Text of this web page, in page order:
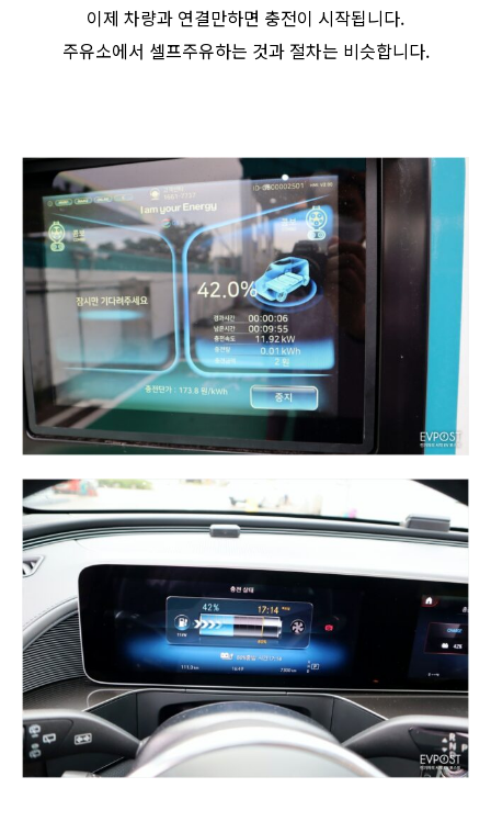
이제 차량과 연결만하면 충전이 시작됩니다.
주유소에서 셀프주유하는 것과 절차는 비슷합니다.